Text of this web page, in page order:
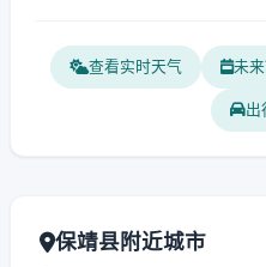
查看实时天气 未
出
保靖县附近城市